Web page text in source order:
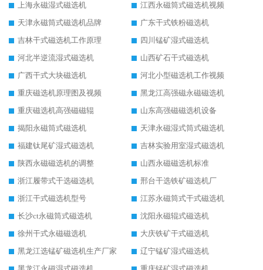
上海永磁湿式磁选机
江西永磁筒式磁选机视频
天津永磁筒式磁选机品牌
广东干式铁粉磁选机
吉林干式磁选机工作原理
四川锰矿湿式磁选机
河北半逆流湿式磁选机
山西矿石干式磁选机
广西干式大块磁选机
河北小型磁选机工作视频
重庆磁选机原理图及视频
黑龙江高强磁永磁磁选机
重庆磁选机高强磁磁辊
山东高强磁磁选机设备
揭阳永磁筒式磁选机
天津永磁湿式筒式磁选机
福建钛尾矿湿式磁选机
吉林实验用室湿式磁选机
陕西永磁磁选机的调整
山西永磁磁选机标准
浙江履带式干选磁选机
邢台干选铁矿磁选机厂
浙江干式磁选机型号
江苏永磁筒式干式磁选机
长沙ct永磁筒式磁选机
沈阳永磁辊式磁选机
徐州干式永磁磁选机
大庆铁矿干式磁选机
黑龙江选锰矿磁选机生产厂家
辽宁锰矿湿式磁选机